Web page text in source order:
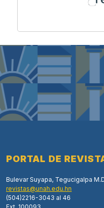
PORTAL DE
Bulevar Suyapa, Tegucigalpa
revistas@unah.edu.hn
(504)2216-3043 al 46